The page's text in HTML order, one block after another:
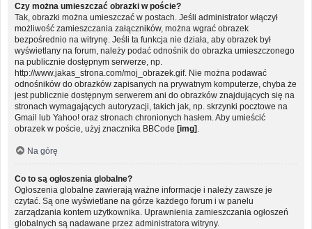
Czy można umieszczać obrazki w poście?
Tak, obrazki można umieszczać w postach. Jeśli administrator włączył
możliwość zamieszczania załączników, można wgrać obrazek
bezpośrednio na witrynę. Jeśli ta funkcja nie działa, aby obrazek był
wyświetlany na forum, należy podać odnośnik do obrazka umieszczonego
na publicznie dostępnym serwerze, np.
http://www.jakas_strona.com/moj_obrazek.gif. Nie można podawać
odnośników do obrazków zapisanych na prywatnym komputerze, chyba że
jest publicznie dostępnym serwerem ani do obrazków znajdujących się na
stronach wymagających autoryzacji, takich jak, np. skrzynki pocztowe na
Gmail lub Yahoo! oraz stronach chronionych hasłem. Aby umieścić
obrazek w poście, użyj znacznika BBCode [img]
Na górę
Co to są ogłoszenia globalne?
Ogłoszenia globalne zawierają ważne informacje i należy zawsze je
czytać. Są one wyświetlane na górze każdego forum i w panelu
zarządzania kontem użytkownika. Uprawnienia zamieszczania ogłoszeń
globalnych są nadawane przez administratora witryny.